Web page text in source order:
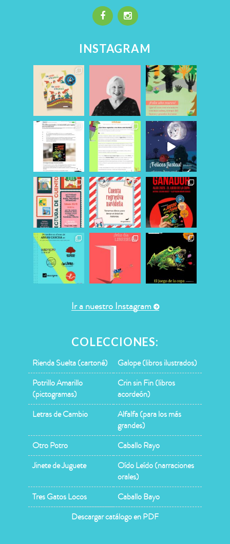
INSTAGRAM
Ir a nuestro Instagram
COLECCIONES:
Rienda Suelta (cartoné)
Galope (libros ilustrados)
Potrillo Amarillo
(pictogramas)
Crin sin Fin (libros
acordeón)
Letras de Cambio
Alfalfa (para los más
grandes)
Otro Potro
Caballo Rayo
Jinete de Juguete
Oído Leído (narraciones
orales)
Tres Gatos Locos
Caballo Bayo
Descargar catálogo en PDF